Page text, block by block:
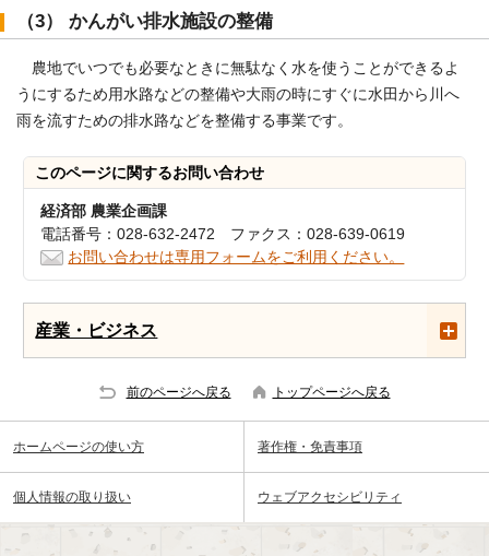
（3） かんがい排水施設の整備
農地でいつでも必要なときに無駄なく水を使うことができるよ
うにするため用水路などの整備や大雨の時にすぐに水田から川へ
雨を流すための排水路などを整備する事業です。
このページに関するお問い合わせ
経済部 農業企画課
電話番号：028-632-2472 ファクス：028-639-0619
お問い合わせは専用フォームをご利用ください。
産業・ビジネス
前のページへ戻る トップページへ戻る
ホームページの使い方 著作権・免責事項
個人情報の取り扱い ウェブアクセシビリティ